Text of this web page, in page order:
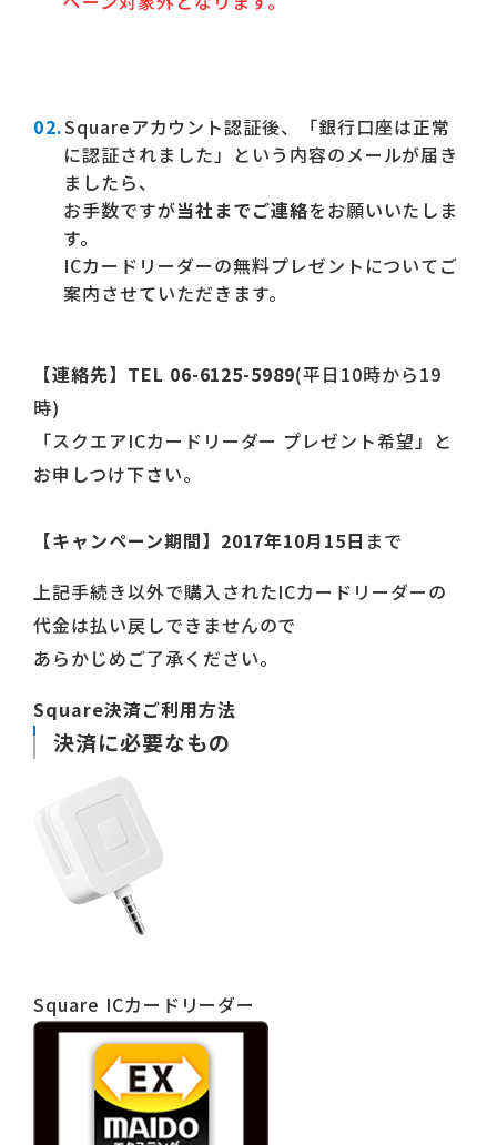
Squareアカウント認証後、「銀行口座は正常
に認証されました」という内容のメールが届き
ましたら、
お手数ですが当社までご連絡をお願いいたしま
す。
ICカードリーダーの無料プレゼントについてご
案内させていただきます。
【連絡先】TEL 06-6125-5989(平日10時から19
時)
「スクエアICカードリーダー プレゼント希望」と
お申しつけ下さい。
【キャンペーン期間】2017年10月15日 まで
上記手続き以外で購入されたICカードリーダーの
代金は払い戻しできませんので
あらかじめご了承ください。
Square決済ご利用方法
決済に必要なもの
Square ICカードリーダー